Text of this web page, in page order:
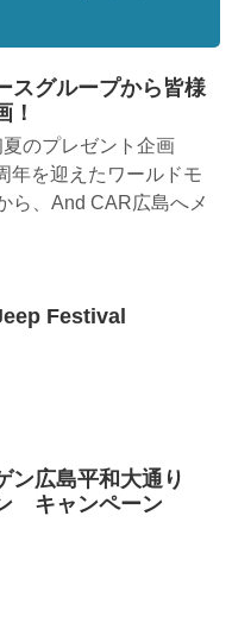
スグループから皆様
！
のプレゼント企画
年を迎えたワールドモ
ら、And CAR広島へメ
Festival
ン広島平和大通り
キャンペーン